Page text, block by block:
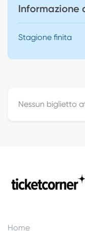
Informazione
Stagione finita
Nessun biglietto
Home